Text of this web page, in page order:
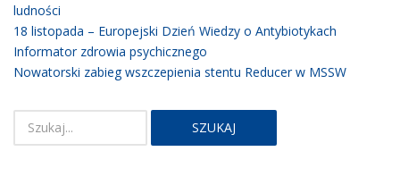
ludności
18 listopada – Europejski Dzień Wiedzy o Antybiotykach
Informator zdrowia psychicznego
Nowatorski zabieg wszczepienia stentu Reducer w MSSW
SZUKAJ